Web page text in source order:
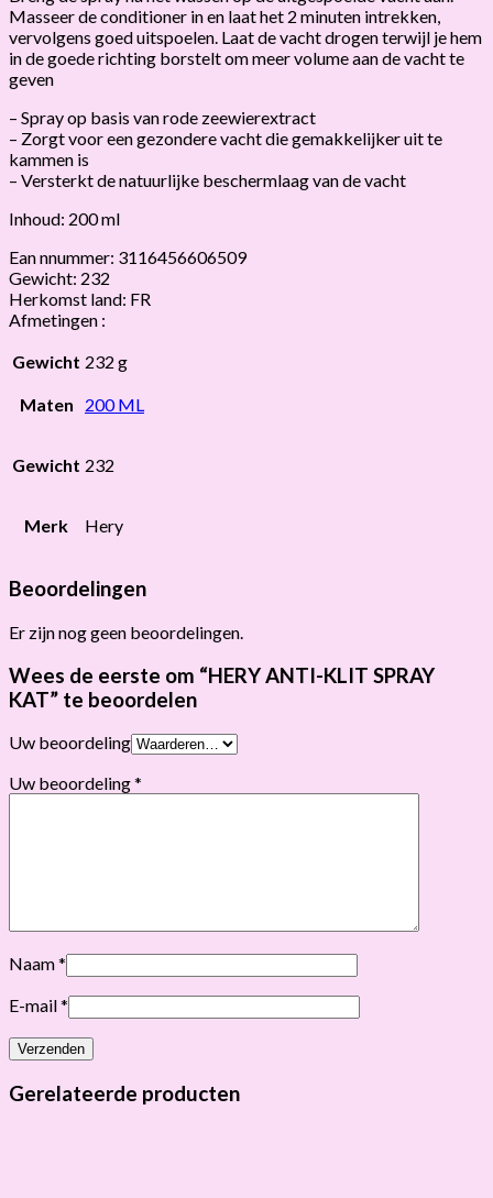
Masseer de conditioner in en laat het 2 minuten intrekken,
vervolgens goed uitspoelen. Laat de vacht drogen terwijl je hem
in de goede richting borstelt om meer volume aan de vacht te
geven
– Spray op basis van rode zeewierextract
– Zorgt voor een gezondere vacht die gemakkelijker uit te
kammen is
– Versterkt de natuurlijke beschermlaag van de vacht
Inhoud: 200 ml
Ean nnummer: 3116456606509
Gewicht: 232
Herkomst land: FR
Afmetingen :
Gewicht 232 g
Maten 200 ML
Gewicht 232
Merk Hery
Beoordelingen
Er zijn nog geen beoordelingen.
Wees de eerste om “HERY ANTI-KLIT SPRAY
KAT” te beoordelen
Uw beoordeling
Uw beoordeling*
Naam*
E-mail*
Gerelateerde producten